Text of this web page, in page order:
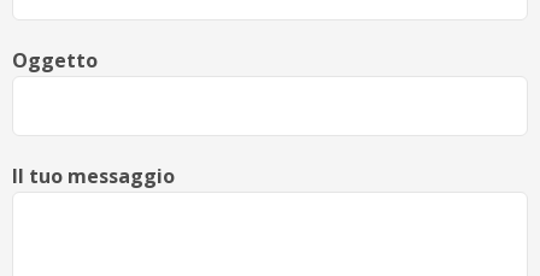
Oggetto
Il tuo messaggio